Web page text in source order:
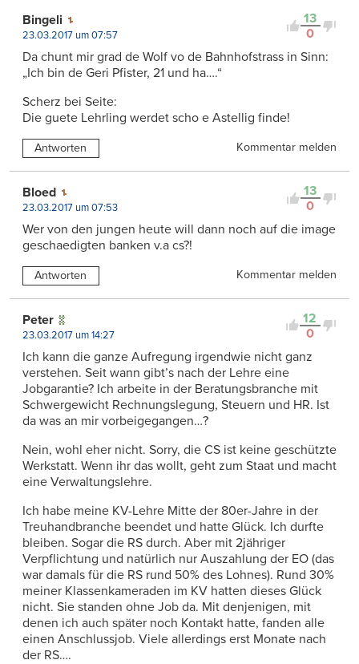
13
0
Bingeli
23.03.2017 um 07:57
Da chunt mir grad de Wolf vo de Bahnhofstrass in Sinn:
„Ich bin de Geri Pfister, 21 und ha….“
Scherz bei Seite:
Die guete Lehrling werdet scho e Astellig finde!
Antworten Kommentar melden
13
0
Bloed
23.03.2017 um 07:53
Wer von den jungen heute will dann noch auf die image
geschaedigten banken v.a cs?!
Antworten Kommentar melden
12
0
Peter
23.03.2017 um 14:27
Ich kann die ganze Aufregung irgendwie nicht ganz
verstehen. Seit wann gibt’s nach der Lehre eine
Jobgarantie? Ich arbeite in der Beratungsbranche mit
Schwergewicht Rechnungslegung, Steuern und HR. Ist
da was an mir vorbeigegangen…?
Nein, wohl eher nicht. Sorry, die CS ist keine geschützte
Werkstatt. Wenn ihr das wollt, geht zum Staat und macht
eine Verwaltungslehre.
Ich habe meine KV-Lehre Mitte der 80er-Jahre in der
Treuhandbranche beendet und hatte Glück. Ich durfte
bleiben. Sogar die RS durch. Aber mit 2jähriger
Verpflichtung und natürlich nur Auszahlung der EO (das
war damals für die RS rund 50% des Lohnes). Rund 30%
meiner Klassenkameraden im KV hatten dieses Glück
nicht. Sie standen ohne Job da. Mit denjenigen, mit
denen ich auch später noch Kontakt hatte, fanden alle
einen Anschlussjob. Viele allerdings erst Monate nach
der RS….